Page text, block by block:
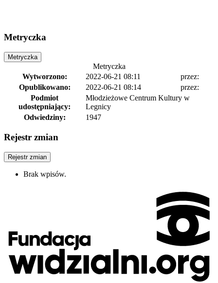
Metryczka
Metryczka
Metryczka
Wytworzono:
2022-06-21 08:11
przez:
Opublikowano:
2022-06-21 08:14
przez:
Podmiot
udostępniający:
Młodzieżowe Centrum Kultury w
Legnicy
Odwiedziny:
1947
Rejestr zmian
Rejestr zmian
Brak wpisów.